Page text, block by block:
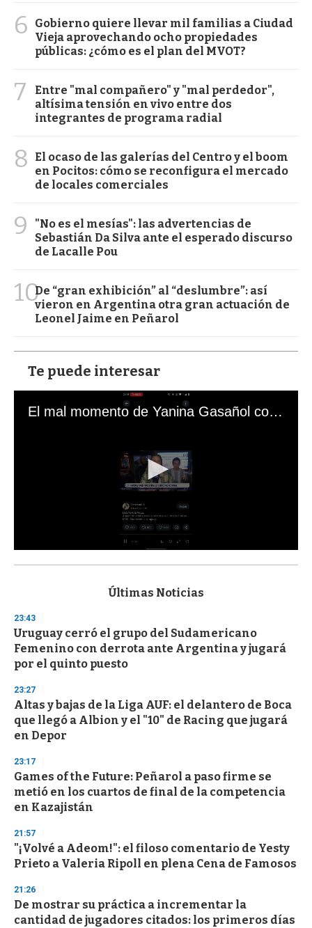
6
Gobierno quiere llevar mil familias a Ciudad
Vieja aprovechando ocho propiedades
públicas: ¿cómo es el plan del MVOT?
7
Entre "mal compañero" y "mal perdedor",
altísima tensión en vivo entre dos
integrantes de programa radial
8
El ocaso de las galerías del Centro y el boom
en Pocitos: cómo se reconfigura el mercado
de locales comerciales
9
"No es el mesías": las advertencias de
Sebastián Da Silva ante el esperado discurso
de Lacalle Pou
10De “gran exhibición” al “deslumbre”: así
vieron en Argentina otra gran actuación de
Leonel Jaime en Peñarol
Te puede interesar
El mal momento de Yanina Gasañol con un hincha argentino en "Subrayado"
s
d
s
o
f
3
s
e
c
o
n
Últimas Noticias
23:43
Uruguay cerró el grupo del Sudamericano
Femenino con derrota ante Argentina y jugará
por el quinto puesto
23:27
Altas y bajas de la Liga AUF: el delantero de Boca
que llegó a Albion y el "10" de Racing que jugará
en Depor
23:17
Games of the Future: Peñarol a paso firme se
metió en los cuartos de final de la competencia
en Kazajistán
21:57
"¡Volvé a Adeom!": el filoso comentario de Yesty
Prieto a Valeria Ripoll en plena Cena de Famosos
21:26
De mostrar su práctica a incrementar la
cantidad de jugadores citados: los primeros días